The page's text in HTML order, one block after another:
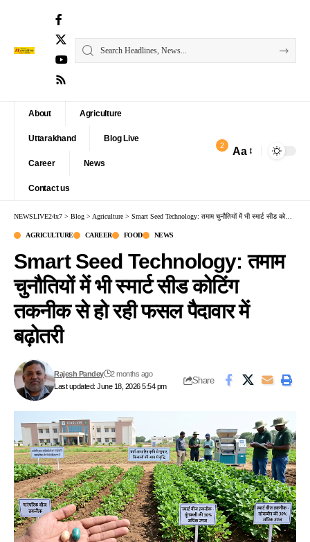
About Agriculture
Uttarakhand Blog Live
Career News
Contact us
2 Aa
NEWSLIVE24x7 > Blog > Agriculture > Smart Seed Technology: तमाम चुनौतियों में भी स्मार्ट सीड कोटिंग तकनीक से हो रही फसल पैदावार में बढ़ोतरी
AGRICULTURE CAREER FOOD NEWS
Smart Seed Technology: तमाम
चुनौतियों में भी स्मार्ट सीड कोटिंग
तकनीक से हो रही फसल पैदावार में
बढ़ोतरी
Last updated: June 18, 2026 5:54 pm
Rajesh Pandey 2 months ago
Share